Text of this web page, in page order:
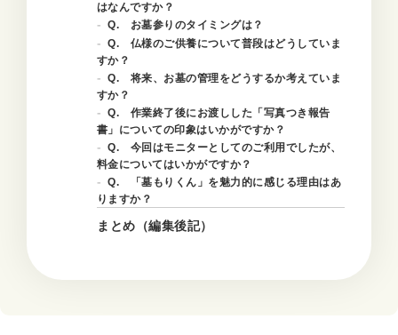
はなんですか？
Q. お墓参りのタイミングは？
Q. 仏様のご供養について普段はどうしていま
すか？
Q. 将来、お墓の管理をどうするか考えていま
すか？
Q. 作業終了後にお渡しした「写真つき報告
書」についての印象はいかがですか？
Q. 今回はモニターとしてのご利用でしたが、
料金についてはいかがですか？
Q. 「墓もりくん」を魅力的に感じる理由はあ
りますか？
まとめ（編集後記）